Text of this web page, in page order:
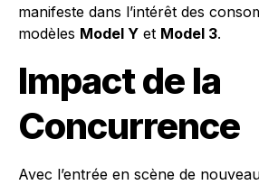
manifeste dans l’intérêt des
modèles Model Y et Model 3.
Impact de la
Concurrence
Avec l’entrée en scène de